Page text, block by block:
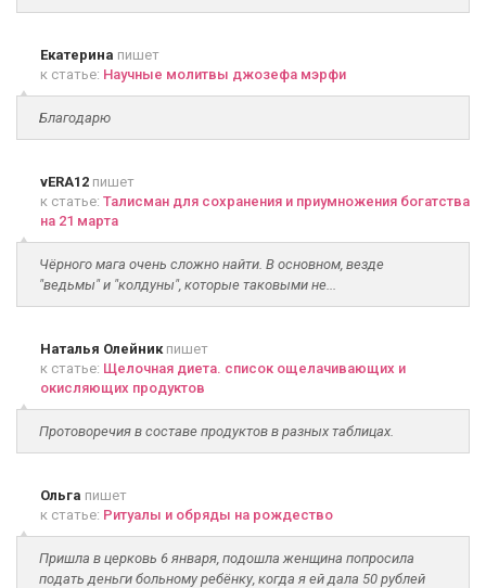
Екатерина пишет
к статье: Научные молитвы джозефа мэрфи
Благодарю
vERA12 пишет
к статье: Талисман для сохранения и приумножения богатства
на 21 марта
Чёрного мага очень сложно найти. В основном, везде
"ведьмы" и "колдуны", которые таковыми не...
Наталья Олейникпишет
к статье: Щелочная диета. список ощелачивающих и
окисляющих продуктов
Протоворечия в составе продуктов в разных таблицах.
Ольга пишет
к статье: Ритуалы и обряды на рождество
Пришла в церковь 6 января, подошла женщина попросила
подать деньги больному ребёнку, когда я ей дала 50 рублей